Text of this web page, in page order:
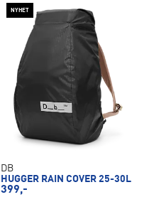
NYHET
DB
HUGGER RAIN COVER 25-30L
399,-